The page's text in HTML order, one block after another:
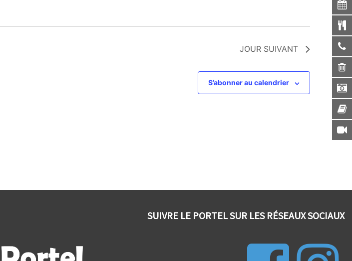
JOUR SUIVANT
S’abonner au calendrier
SUIVRE LE PORTEL SUR LES RÉSEAUX SOCIAUX